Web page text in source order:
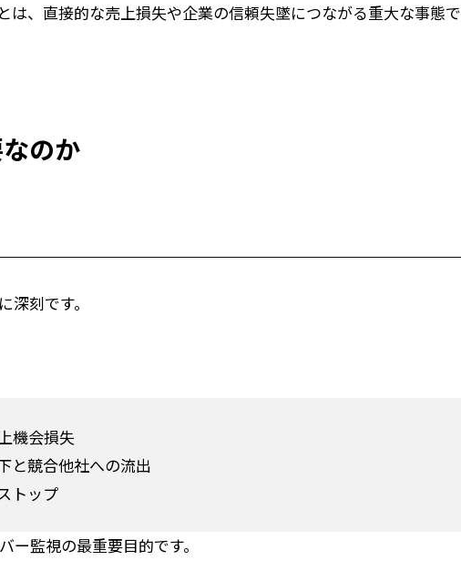
は、直接的な売上損失や企業の信頼失墜につながる重大な事態で
のか
刻です。
機会損失
と競合他社への流出
トップ
ー監視の最重要目的です。